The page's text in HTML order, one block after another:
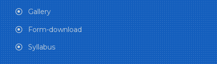
Gallery
Form-download
Syllabus